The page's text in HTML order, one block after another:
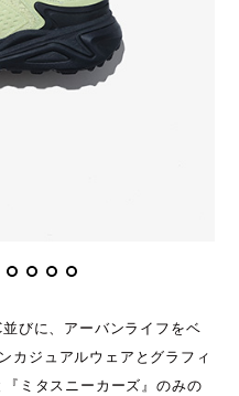
びに、アーバンライフをベ
カジュアルウェアとグラフィ
ミタスニーカーズ』のみの